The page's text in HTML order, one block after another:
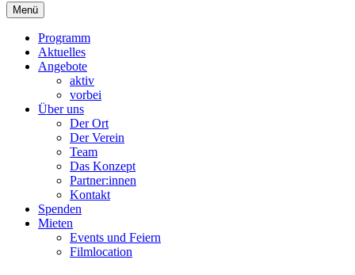
Primäres
Menü
Menü
Programm
Aktuelles
Angebote
aktiv
vorbei
Über uns
Der Ort
Der Verein
Team
Das Konzept
Partner:innen
Kontakt
Spenden
Mieten
Events und Feiern
Filmlocation